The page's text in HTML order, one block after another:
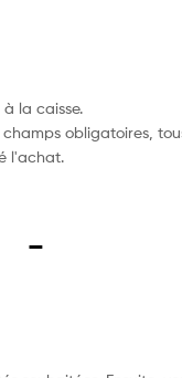
la caisse.
obligatoires,
l'achat.
–